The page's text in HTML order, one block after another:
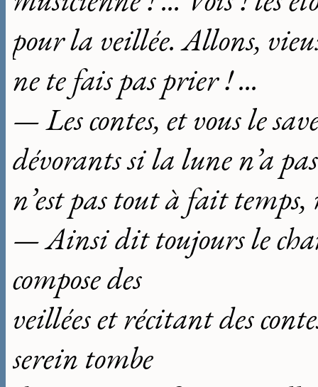
pour la veillée. Allons,
ne te fais pas prier ! ...
— Les contes, et vous le
dévorants si la lune n’a
n’est pas tout à fait temps,
— Ainsi dit toujours le
compose des
veillées et récitant des
serein tombe